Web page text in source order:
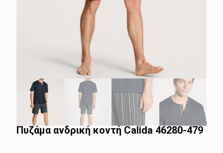
Πυζάμα ανδρική κοντή Calida 46280-479